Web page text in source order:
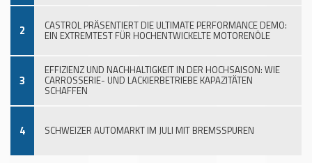
2 CASTROL PRÄSENTIERT DIE ULTIMATE PERFORMANCE DEMO:
EIN EXTREMTEST FÜR HOCHENTWICKELTE MOTORENÖLE
3
EFFIZIENZ UND NACHHALTIGKEIT IN DER HOCHSAISON: WIE
CARROSSERIE- UND LACKIERBETRIEBE KAPAZITÄTEN
SCHAFFEN
4 SCHWEIZER AUTOMARKT IM JULI MIT BREMSSPUREN